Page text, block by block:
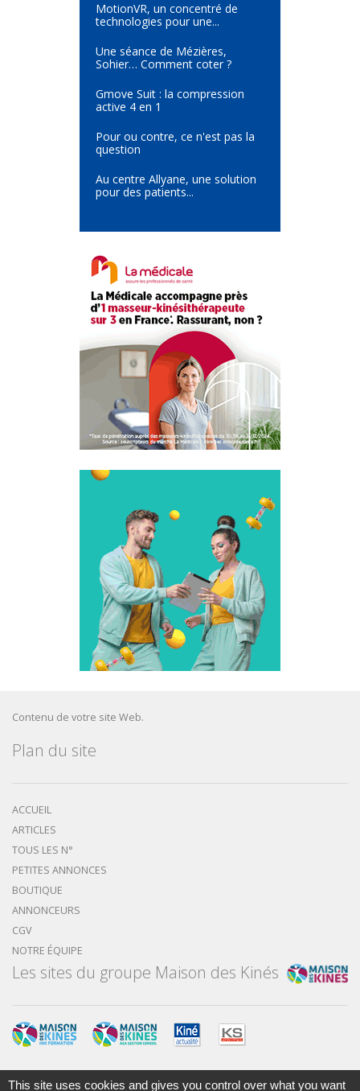
MotionVR, un concentré de
technologies pour une...
Une séance de Mézières,
Sohier… Comment coter ?
Gmove Suit : la compression
active 4 en 1
Pour ou contre, ce n'est pas la
question
Au centre Allyane, une solution
pour des patients...
Contenu de votre site Web.
Plan du site
ACCUEIL
ARTICLES
TOUS LES N°
PETITES ANNONCES
BOUTIQUE
ANNONCEURS
CGV
NOTRE ÉQUIPE
Les sites du groupe Maison des Kinés
This site uses cookies and gives you control over what you want